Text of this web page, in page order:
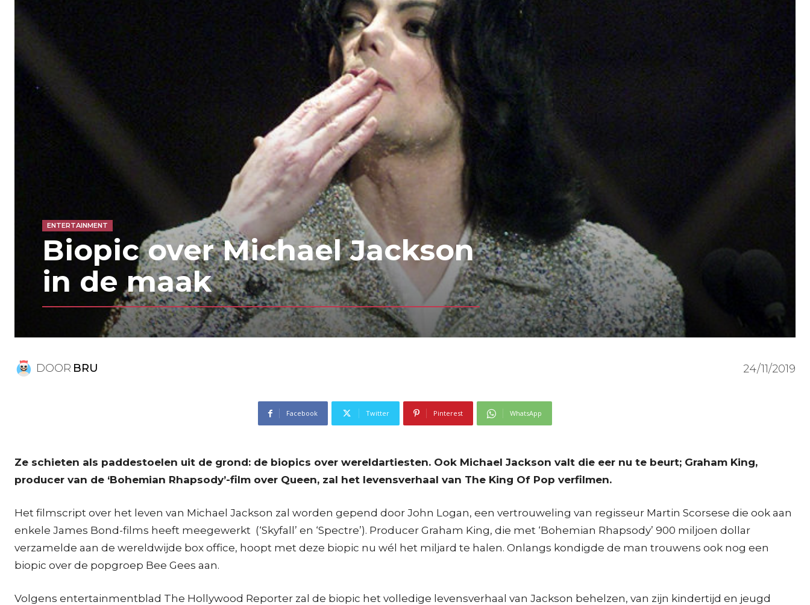
ENTERTAINMENT
Biopic over Michael Jackson
in de maak
DOOR BRU 24/11/2019
Facebook Twitter Pinterest WhatsApp
Ze schieten als paddestoelen uit de grond: de biopics over wereldartiesten. Ook Michael Jackson valt die eer nu te beurt; Graham King,
producer van de ‘Bohemian Rhapsody’-film over Queen, zal het levensverhaal van The King Of Pop verfilmen.
Het filmscript over het leven van Michael Jackson zal worden gepend door John Logan, een vertrouweling van regisseur Martin Scorsese die ook aan
enkele James Bond-films heeft meegewerkt (‘Skyfall’ en ‘Spectre’). Producer Graham King, die met ‘Bohemian Rhapsody’ 900 miljoen dollar
verzamelde aan de wereldwijde box office, hoopt met deze biopic nu wél het miljard te halen. Onlangs kondigde de man trouwens ook nog een
biopic over de popgroep Bee Gees aan.
Volgens entertainmentblad The Hollywood Reporter zal de biopic het volledige levensverhaal van Jackson behelzen, van zijn kindertijd en jeugd